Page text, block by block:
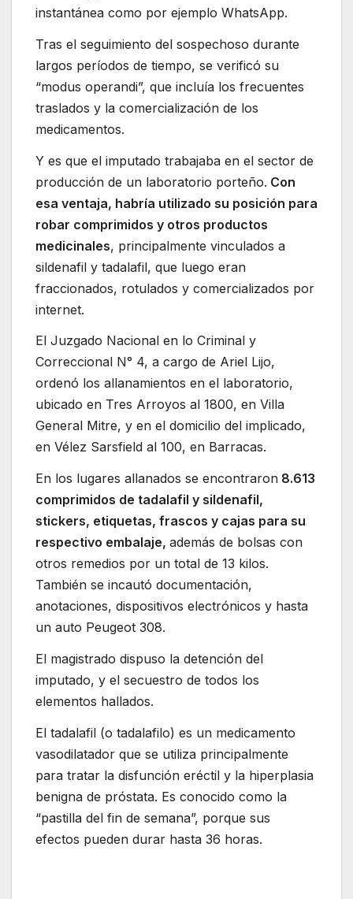
instantánea como por ejemplo WhatsApp.
Tras el seguimiento del sospechoso durante
largos períodos de tiempo, se verificó su
“modus operandi”, que incluía los frecuentes
traslados y la comercialización de los
medicamentos.
Y es que el imputado trabajaba en el sector de
producción de un laboratorio porteño. Con
esa ventaja, habría utilizado su posición para
robar comprimidos y otros productos
medicinales, principalmente vinculados a
sildenafil y tadalafil, que luego eran
fraccionados, rotulados y comercializados por
internet.
El Juzgado Nacional en lo Criminal y
Correccional N° 4, a cargo de Ariel Lijo,
ordenó los allanamientos en el laboratorio,
ubicado en Tres Arroyos al 1800, en Villa
General Mitre, y en el domicilio del implicado,
en Vélez Sarsfield al 100, en Barracas.
En los lugares allanados se encontraron 8.613
comprimidos de tadalafil y sildenafil,
stickers, etiquetas, frascos y cajas para su
respectivo embalaje, además de bolsas con
otros remedios por un total de 13 kilos.
También se incautó documentación,
anotaciones, dispositivos electrónicos y hasta
un auto Peugeot 308.
El magistrado dispuso la detención del
imputado, y el secuestro de todos los
elementos hallados.
El tadalafil (o tadalafilo) es un medicamento
vasodilatador que se utiliza principalmente
para tratar la disfunción eréctil y la hiperplasia
benigna de próstata. Es conocido como la
“pastilla del fin de semana”, porque sus
efectos pueden durar hasta 36 horas.